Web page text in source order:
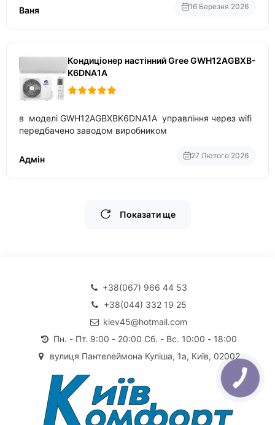
температури
Ваня 16 Березня 2026
Кондиціонер настінний Gree GWH12AGBXB-
K6DNA1A
в моделі GWH12AGBXBK6DNA1A управління через wifi
передбачено заводом виробником
Адмін 27 Лютого 2026
Показати ще
+38(067) 966 44 53
+38(044) 332 19 25
kiev45@hotmail.com
Пн. - Пт. 9:00 - 20:00 Сб. - Вс. 10:00 - 18:00
вулиця Пантелеймона Куліша, 1а, Київ, 02002